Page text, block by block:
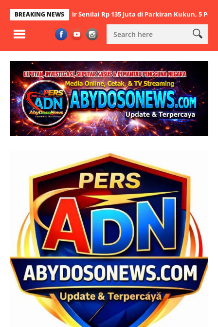
BREAKING NEWS
Besi Ulir Senilai Rp 135 Juta di Parkiran Kukun, 5 Pelaku